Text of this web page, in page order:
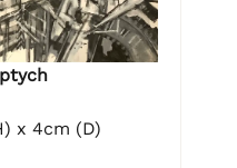
x 4cm (D)